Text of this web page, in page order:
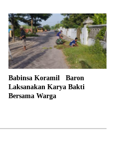
Babinsa Koramil Baron
Laksanakan Karya Bakti
Bersama Warga